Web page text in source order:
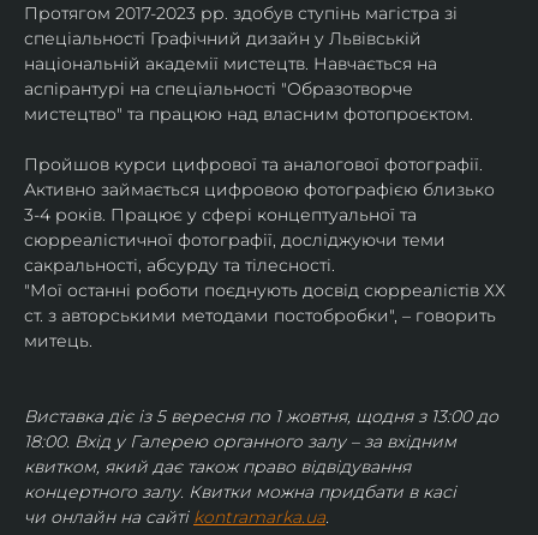
Протягом 2017-2023 рр. здобув ступінь магістра зі
спеціальності Графічний дизайн у Львівській
національній академії мистецтв. Навчається на
аспірантурі на спеціальності "Образотворче
мистецтво" та працюю над власним фотопроєктом.
Пройшов курси цифрової та аналогової фотографії.
Активно займається цифровою фотографією близько
3-4 років. Працює у сфері концептуальної та
сюрреалістичної фотографії, досліджуючи теми
сакральності, абсурду та тілесності.
"Мої останні роботи поєднують досвід сюрреалістів ХХ
ст. з авторськими методами постобробки", – говорить
митець.
Виставка діє із 5 вересня по 1 жовтня, щодня з 13:00 до
18:00. Вхід у Галерею органного залу – за вхідним
квитком, який дає також право відвідування
концертного залу. Квитки можна придбати в касі
чи онлайн на сайті kontramarka.ua.